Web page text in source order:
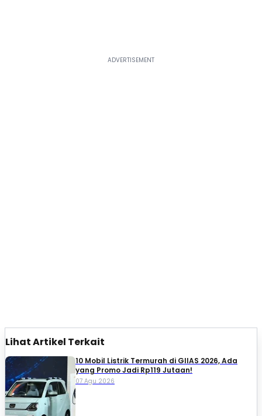
Lihat Artikel Terkait
10 Mobil Listrik Termurah di GIIAS 2026, Ada
yang Promo Jadi Rp119 Jutaan!
07 Agu 2026